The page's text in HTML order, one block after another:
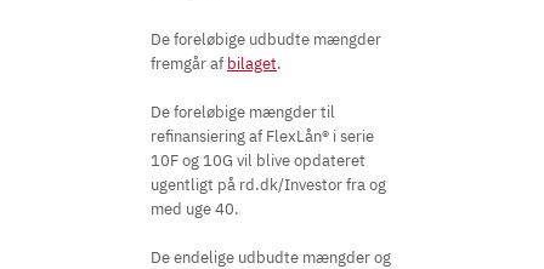
De foreløbige udbudte mængder
fremgår af bilaget.
De foreløbige mængder til
refinansiering af FlexLån® i serie
10F og 10G vil blive opdateret
ugentligt på rd.dk/Investor fra og
med uge 40.
De endelige udbudte mængder og